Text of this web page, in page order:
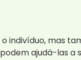
mas
ajudá-las a